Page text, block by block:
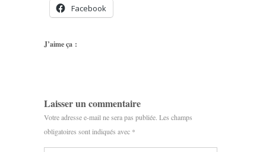
Facebook
J’aime ça :
Laisser un commentaire
Votre adresse e-mail ne sera pas publiée. Les champs
obligatoires sont indiqués avec *